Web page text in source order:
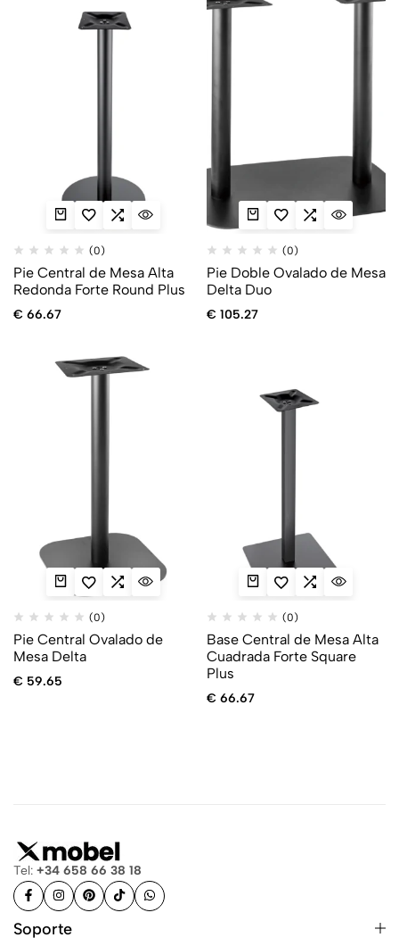
(0)
Pie Central de Mesa Alta
Redonda Forte Round Plus
€ 66.67
(0)
Pie Doble Ovalado de Mesa
Delta Duo
€ 105.27
(0)
Pie Central Ovalado de
Mesa Delta
€ 59.65
(0)
Base Central de Mesa Alta
Cuadrada Forte Square
Plus
€ 66.67
Tel: +34 658 66 38 18
Soporte